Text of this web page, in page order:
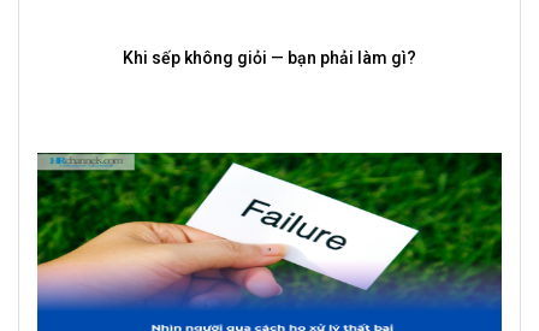
Người giỏi biến ý tưởng thành kết quả như thế nào?